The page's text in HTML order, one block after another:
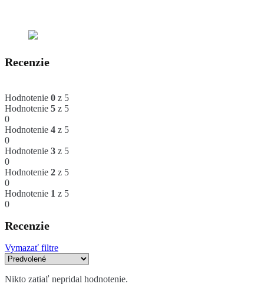
Recenzie
Hodnotenie 0 z 5
Hodnotenie 5 z 5
0
Hodnotenie 4 z 5
0
Hodnotenie 3 z 5
0
Hodnotenie 2 z 5
0
Hodnotenie 1 z 5
0
Recenzie
Vymazať filtre
Nikto zatiaľ nepridal hodnotenie.